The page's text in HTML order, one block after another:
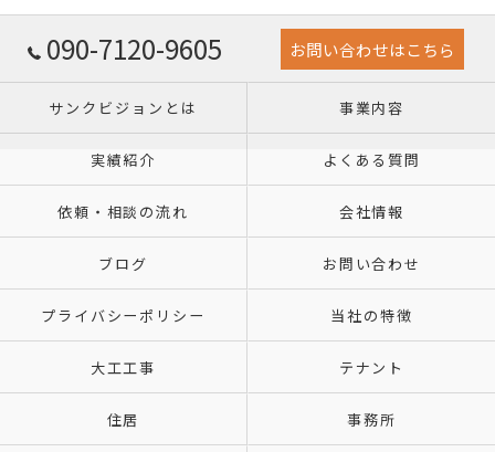
090-7120-9605 お問い合わせはこちら
サンクビジョンとは 事業内容
実績紹介 よくある質問
依頼・相談の流れ 会社情報
ブログ お問い合わせ
プライバシーポリシー 当社の特徴
大工工事 テナント
住居 事務所